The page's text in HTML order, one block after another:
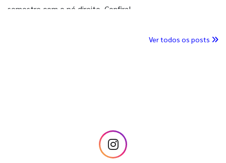
semestre com o pé direito. Confira!
Ver todos os posts